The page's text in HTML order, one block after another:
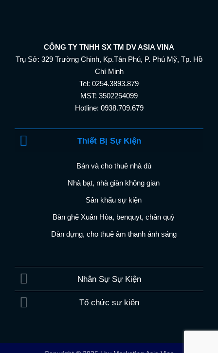
CÔNG TY TNHH SX TM DV ASIA VINA
Trụ Sở: 329 Trường Chinh, Kp.Tân Phú, P. Phú Mỹ, Tp. Hồ
Chí Minh
Tel: 0254.3893.879
MST: 3502254099
Hotline: 0938.709.679
Thiết Bị Sự Kiện
Bán và cho thuê nhà dù
Nhà bạt, nhà giàn không gian
Sân khấu sự kiện
Bàn ghế Xuân Hòa, benquyt, chân quỳ
Dàn dựng, cho thuê âm thanh ánh sáng
Nhân Sự Sự Kiện
Tổ chức sự kiện